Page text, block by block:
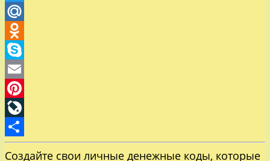
Twitter
Mail.Ru
Odnoklassniki
Skype
Email
Pinterest
LiveJournal
Отправить
Создайте свои личные денежные коды, которые